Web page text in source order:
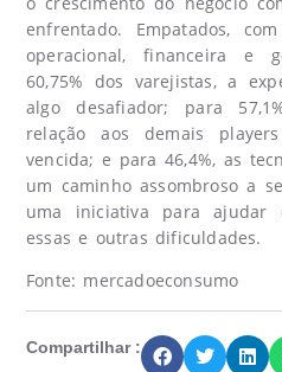
enfrentado. Empatados,
operacional, financeira e
60,75% dos varejistas, a
algo desafiador; para
relação aos demais
vencida; e para 46,4%, as
um caminho assombroso a
uma iniciativa para ajudar
essas e outras dificuldades.
Fonte: mercadoeconsumo
Compartilhar :